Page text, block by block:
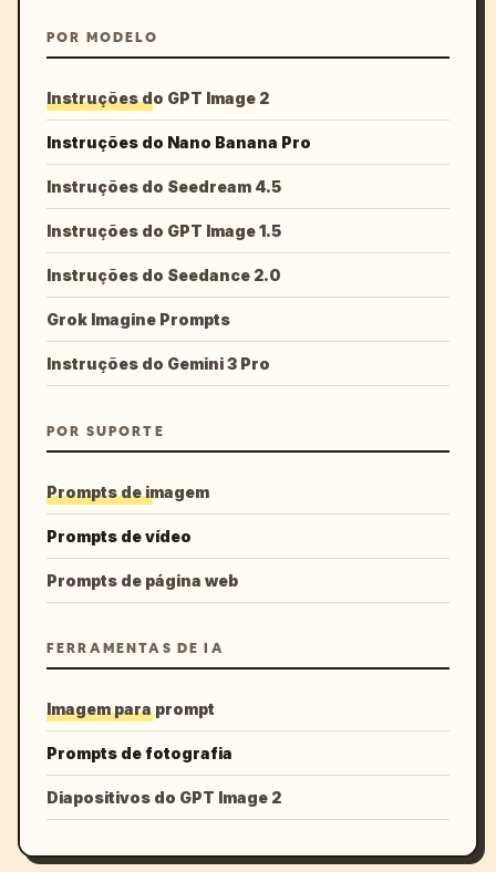
POR MODELO
Instruções do GPT Image 2
Instruções do Nano Banana Pro
Instruções do Seedream 4.5
Instruções do GPT Image 1.5
Instruções do Seedance 2.0
Grok Imagine Prompts
Instruções do Gemini 3 Pro
POR SUPORTE
Prompts de imagem
Prompts de vídeo
Prompts de página web
FERRAMENTAS DE IA
Imagem para prompt
Prompts de fotografia
Diapositivos do GPT Image 2